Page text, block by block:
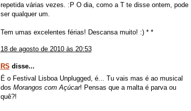
repetida várias vezes. :P O dia, como a T te disse ontem, pode
ser qualquer um.
Tem umas excelentes férias! Descansa muito! :) * *
18 de agosto de 2010 às 20:53
RS disse...
É o Festival Lisboa Unplugged, é... Tu vais mas é ao musical
dos Morangos com Açúcar! Pensas que a malta é parva ou
quê?!